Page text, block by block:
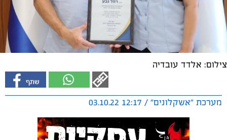
צילום: אלדד עובדיה
מערכת "אשקלונים" / 12:17 03.10.22